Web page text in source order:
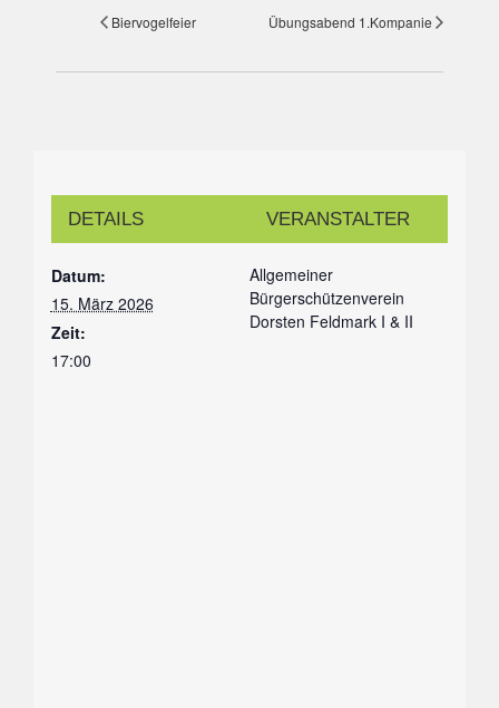
Biervogelfeier Übungsabend 1.Kompanie
DETAILS
Datum:
15. März 2026
Zeit:
17:00
VERANSTALTER
Allgemeiner
Bürgerschützenverein
Dorsten Feldmark I & II